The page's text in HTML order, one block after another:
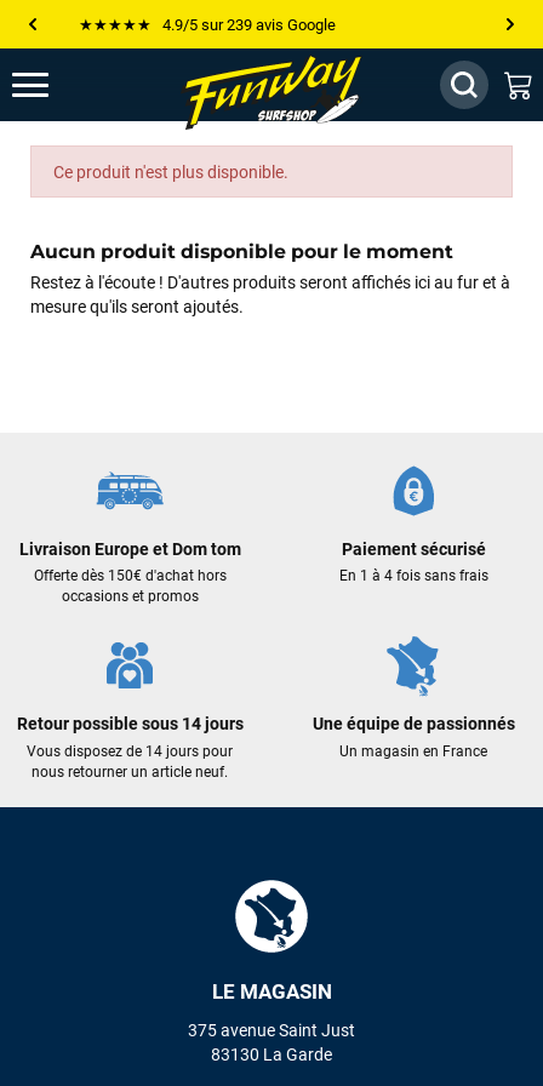
★★★★★ 4.9/5 sur 239 avis Google
Les plus grandes marques sont chez Funway
Jusqu’à -75% de remise sur le windsurf, wingfoil, etc...
💰 Meilleur prix garanti — Moins cher ailleurs ? On s’aligne !
Ce produit n'est plus disponible.
Aucun produit disponible pour le moment
Restez à l'écoute ! D'autres produits seront affichés ici au fur et à
mesure qu'ils seront ajoutés.
Livraison Europe et Dom tom
Offerte dès 150€ d'achat hors
occasions et promos
Paiement sécurisé
En 1 à 4 fois sans frais
Retour possible sous 14 jours
Vous disposez de 14 jours pour
nous retourner un article neuf.
Une équipe de passionnés
Un magasin en France
LE MAGASIN
375 avenue Saint Just
83130 La Garde
J’ai commandé un pack via leur site internet. À peine la
avec moi les caractéristiques des équipements, me conseiller
sur le matériel à choisir, et m’a même offert du matériel en